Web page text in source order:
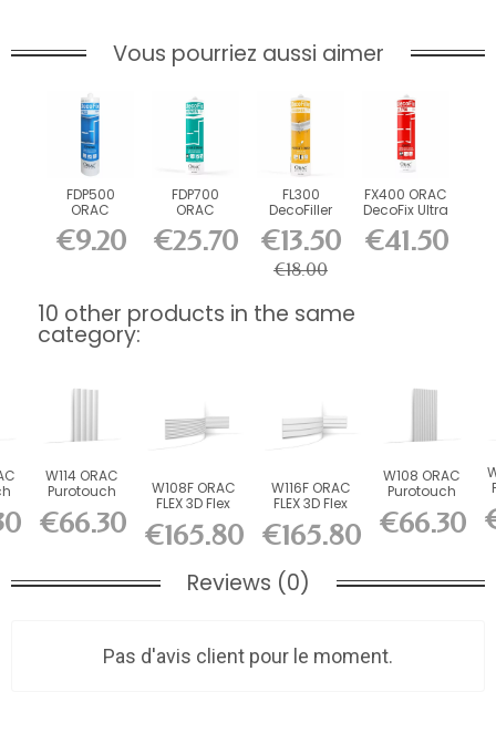
Vous pourriez aussi aimer
FDP500
ORAC
DecoFix Pro
310 ml
€9.20
FDP700
ORAC
DecoFix
Power 290
ml
€25.70
FL300
DecoFiller
€13.50
€18.00
FX400 ORAC
DecoFix Ultra
€41.50
10 other products in the same
category:
W114 ORAC
Purotouch
3D wall
panel L200
x...
€66.30
W108F ORAC
FLEX 3D Flex
Wall Panel
L200 x...
€165.80
W116F ORAC
FLEX 3D Flex
Wall Panel
L200 x...
€165.80
W108 ORAC
Purotouch
3D wall
panel L200
x...
€66.30
Reviews (0)
Pas d'avis client pour le moment.